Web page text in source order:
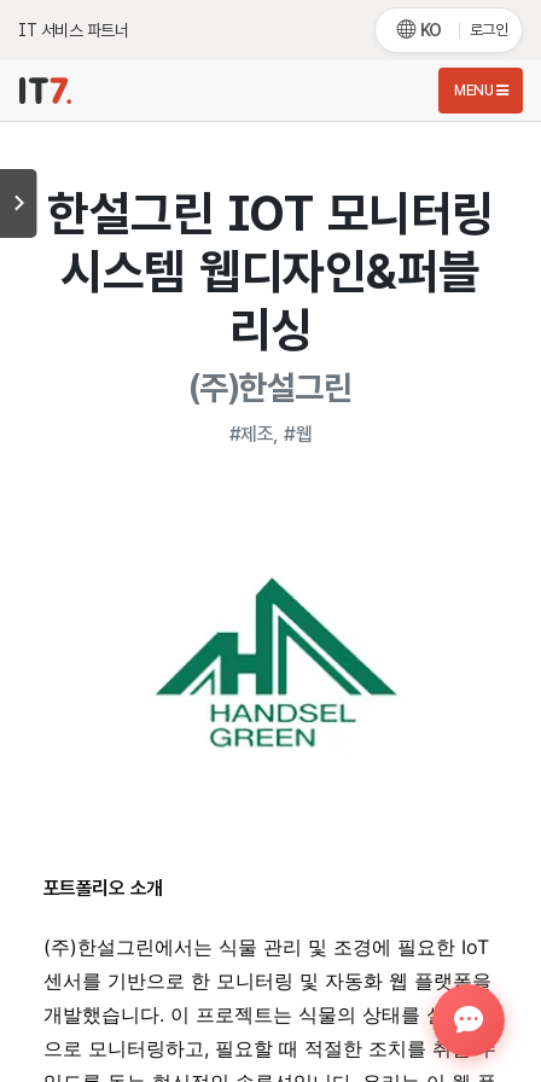
IT 서비스 파트너 KO 로그인
MENU
한설그린 IOT 모니터링
시스템 웹디자인&퍼블
리싱
(주)한설그린
#제조, #웹
포트폴리오 소개
(주)한설그린에서는 식물 관리 및 조경에 필요한 IoT
센서를 기반으로 한 모니터링 및 자동화 웹 플랫폼을
개발했습니다. 이 프로젝트는 식물의 상태를 실시간
으로 모니터링하고, 필요할 때 적절한 조치를 취할 수